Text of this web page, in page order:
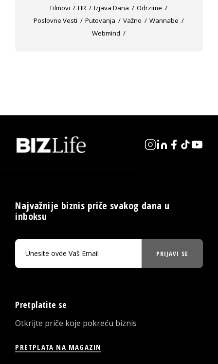
Filmovi
HR Izjava Dana
Odrzime
Poslovne Vesti
Putovanja Važno
Wannabe
Webmind
Najvažnije biznis priče svakog dana u
inboksu
PRIJAVI SE
Pretplatite se
Otkrijte priče koje pokreću biznis
PRETPLATA NA MAGAZIN